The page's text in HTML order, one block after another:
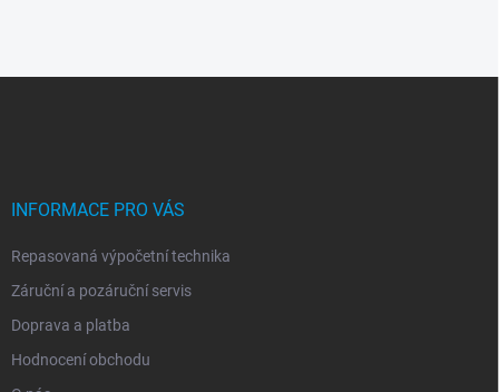
INFORMACE PRO VÁS
Repasovaná výpočetní technika
Záruční a pozáruční servis
Doprava a platba
Hodnocení obchodu